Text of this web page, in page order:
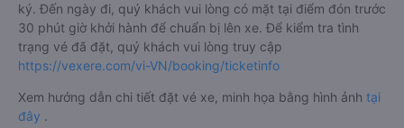
ký. Đến ngày đi, quý khách vui lòng có mặt tại điểm đón trước
30 phút giờ khởi hành để chuẩn bị lên xe. Để kiểm tra tình
trạng vé đã đặt, quý khách vui lòng truy cập
https://vexere.com/vi-VN/booking/ticketinfo
Xem hướng dẫn chi tiết đặt vé xe, minh họa bằng hình ảnh tại
đây .